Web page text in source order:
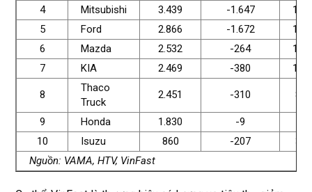
4
Mitsubishi 3.439 -1.647
5
Ford 2.866 -1.672
6
Mazda 2.532 -264
7
KIA 2.469 -380
8
Thaco
Truck
2.451 -310
9 Honda 1.830 -9
10
Isuzu 860 -207
Nguồn: VAMA, HTV, VinFast